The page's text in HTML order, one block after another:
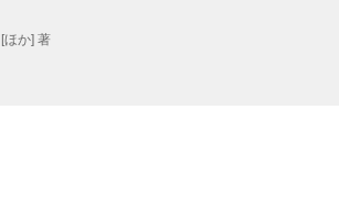
ほか] 著